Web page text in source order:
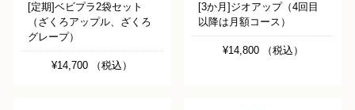
[定期]ベビプラ2袋セット
（ざくろアップル、ざくろ
グレープ）
¥14,700 （税込）
[3か月]ジオアップ（4回目
以降は月額コース）
¥14,800 （税込）